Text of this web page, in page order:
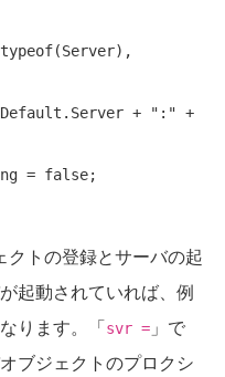
typeof
+
":" +
= false;
トの登録とサーバの起
起動されていれば、例
ります。「svr = 」で
ブジェクトのプロクシ